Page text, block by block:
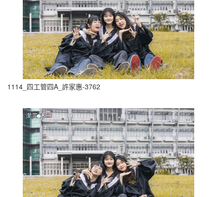
1114_四工管四A_許家惠-3762